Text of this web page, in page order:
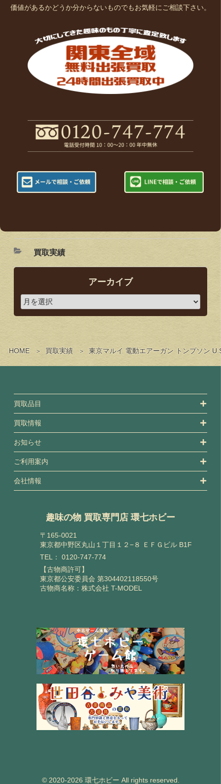
HOME 買取実績 東京マルイ 電動エアーガン トンプソン
価値があるかどうか分からないものでもお気軽にご相談下さい。
買取実績
アーカイブ
買取品目
買取情報
お知らせ
ご利用案内
会社情報
趣味の物 買取専門店 環七ホビー
〒165-0021
東京都中野区丸山１丁目１２−８ ＥＦＧビル B1F
TEL： 0120-747-774
【古物商許可】
東京都公安委員会 第304402118550号
古物商名称：株式会社 T-MODEL
© 2020-2026 環七ホビー All rights reserved.